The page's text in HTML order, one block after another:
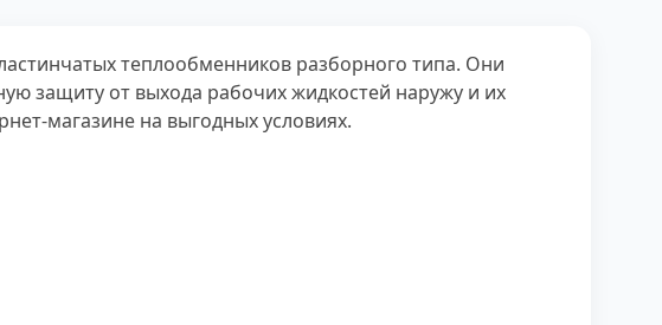
теплообменников разборного типа. Они
защиту от выхода рабочих жидкостей наружу и их
магазине на выгодных условиях.